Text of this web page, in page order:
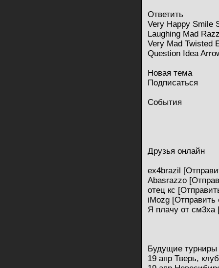
Ответить
Very Happy Smile
Laughing Mad
Very Mad Twisted
Question Idea
Новая тема
Подписаться
События
Друзья онлайн
ex4brazil
Abasrazzo
отец кс
iMozg
Я плачу от см3ха
Будущие турниры
19 апр Тверь,